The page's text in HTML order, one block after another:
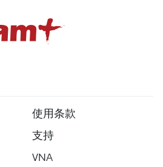
使用条款
支持
VNA